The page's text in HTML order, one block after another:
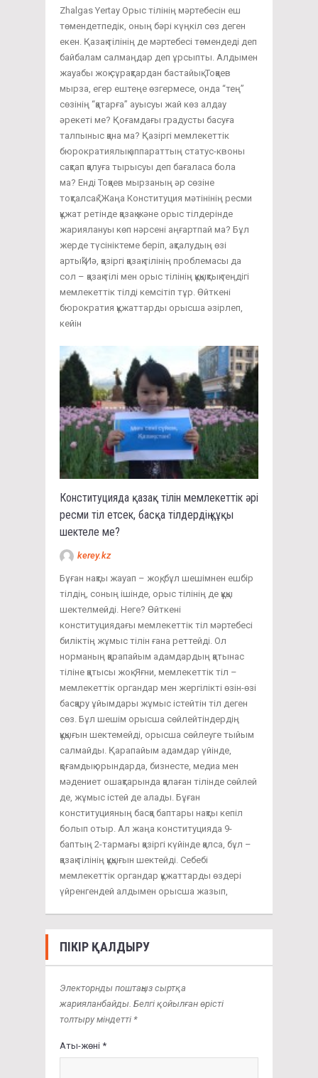
Zhalgas Yertay Орыс тілінің мәртебесін еш
төмендетпедік, оның бәрі күңкіл сөз деген
екен. Қазақ тілінің де мәртебесі төмендеді деп
байбалам салмаңдар деп ұрсыпты. Алдымен
жауабы жоқ сұрақтардан бастайық. Тоқаев
мырза, егер ештеңе өзгермесе, онда “тең”
сөзінің “қатарға” ауысуы жай көз алдау
әрекеті ме? Қоғамдағы градусты басуға
талпыныс қана ма? Қазіргі мемлекеттік
бюрократиялық аппараттың статус-квоны
сақтап қалуға тырысуы деп бағаласа бола
ма? Енді Тоқаев мырзаның әр сөзіне
тоқталсақ.“Жаңа Конституция мәтінінің ресми
құжат ретінде қазақ және орыс тілдерінде
жариялануы көп нәрсені аңғартпай ма? Бұл
жерде түсініктеме беріп, ақталудың өзі
артық”Иә, қазіргі қазақ тілінің проблемасы да
сол – қазақ тілі мен орыс тілінің құқықтық теңдігі
мемлекеттік тілді кемсітіп тұр. Өйткені
бюрократия құжаттарды орысша әзірлеп,
кейін
Конституцияда қазақ тілін мемлекеттік әрі
ресми тіл етсек, басқа тілдердің құқы
шектеле ме?
kerey.kz
Бұған нақты жауап – жоқ, бұл шешімнен ешбір
тілдің, соның ішінде, орыс тілінің де құқы
шектелмейді. Неге? Өйткені
конституциядағы мемлекеттік тіл мәртебесі
биліктің жұмыс тілін ғана реттейді. Ол
норманың қарапайым адамдардың қатынас
тіліне қатысы жоқ. Яғни, мемлекеттік тіл –
мемлекеттік органдар мен жергілікті өзін-өзі
басқару ұйымдары жұмыс істейтін тіл деген
сөз. Бұл шешім орысша сөйлейтіндердің
құқығын шектемейді, орысша сөйлеуге тыйым
салмайды. Қарапайым адамдар үйінде,
қоғамдық орындарда, бизнесте, медиа мен
мәдениет ошақтарында қалаған тілінде сөйлей
де, жұмыс істей де алады. Бұған
конституцияның басқа баптары нақты кепіл
болып отыр. Ал жаңа конституцияда 9-
баптың 2-тармағы қазіргі күйінде қалса, бұл –
қазақ тілінің құқығын шектейді. Себебі
мемлекеттік органдар құжаттарды өздері
үйренгендей алдымен орысша жазып,
ПІКІР ҚАЛДЫРУ
Электорнды поштаңыз сыртқа
жарияланбайды. Белгі қойылған өрісті
толтыру міндетті *
Аты-жөні *